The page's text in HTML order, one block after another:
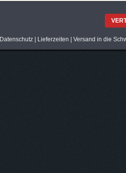
Datenschutz| Lieferzeiten Versand in die